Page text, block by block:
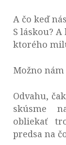
A čo keď
S láskou?
ktorého
Možno
Odvahu,
skúsme
obliekať
predsa na